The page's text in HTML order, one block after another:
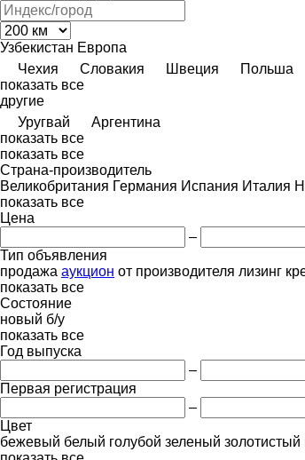
Узбекистан Европа
Чехия
Словакия Швеция Польша
показать все
другие
Уругвай
Аргентина
показать все
показать все
Страна-производитель
Великобритания Германия Испания Италия
показать все
Цена
–
Тип объявления
продажа аукцион от производителя лизинг
показать все
Состояние
новый б/у
показать все
Год выпуска
–
Первая регистрация
–
Цвет
бежевый белый голубой зеленый золотистый